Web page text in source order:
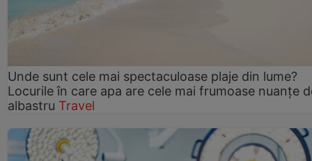
Unde sunt cele mai spectaculoase plaje din lume?
Locurile în care apa are cele mai frumoase nuanțe
albastru Travel